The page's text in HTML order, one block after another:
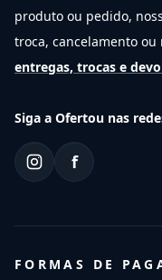
produto ou pedido,
troca, cancelamento
entregas, trocas e
Siga a Ofertou nas
f
FORMAS DE